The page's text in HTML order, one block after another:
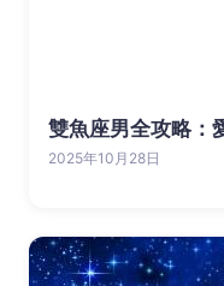
雙魚座男全攻略：
2025年10月28日